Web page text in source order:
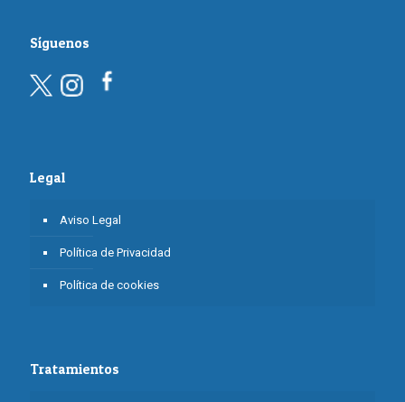
Síguenos
Legal
Aviso Legal
Política de Privacidad
Política de cookies
Tratamientos